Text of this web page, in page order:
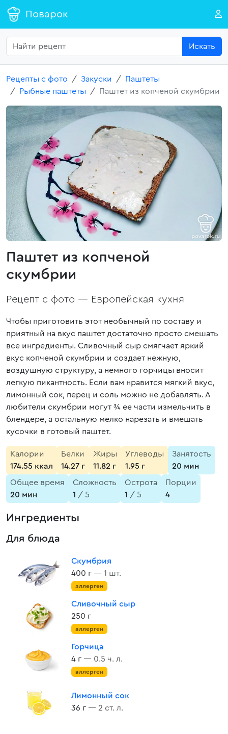
Поварок
Искать
Рецепты с фото Закуски
Паштеты
Рыбные паштеты
Паштет из копченой скумбрии
Паштет из копченой
скумбрии
Рецепт с фото — Европейская кухня
Чтобы приготовить этот необычный по составу и
приятный на вкус паштет достаточно просто смешать
все ингредиенты. Сливочный сыр смягчает яркий
вкус копченой скумбрии и создает нежную,
воздушную структуру, а немного горчицы вносит
легкую пикантность. Если вам нравится мягкий вкус,
лимонный сок, перец и соль можно не добавлять. А
любители скумбрии могут ¾ ее части измельчить в
блендере, а остальную мелко нарезать и вмешать
кусочки в готовый паштет.
Калории
174.55 ккал
Белки
14.27 г
Жиры
11.82 г
Углеводы
1.95 г
Занятость
20 мин
Общее время
20 мин
Сложность
1 / 5
Острота
1 / 5
Порции
4
Ингредиенты
Для блюда
Скумбрия
400 г — 1 шт.
аллерген
Сливочный сыр
250 г
аллерген
Горчица
4 г — 0.5 ч. л.
аллерген
Лимонный сок
36 г — 2 ст. л.